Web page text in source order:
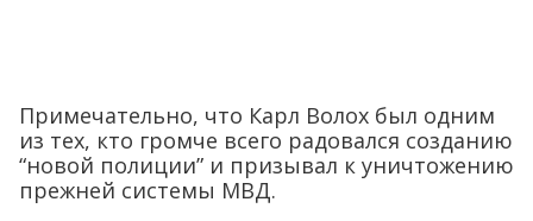
Примечательно, что Карл Волох был одним
из тех, кто громче всего радовался созданию
“новой полиции” и призывал к уничтожению
прежней системы МВД.